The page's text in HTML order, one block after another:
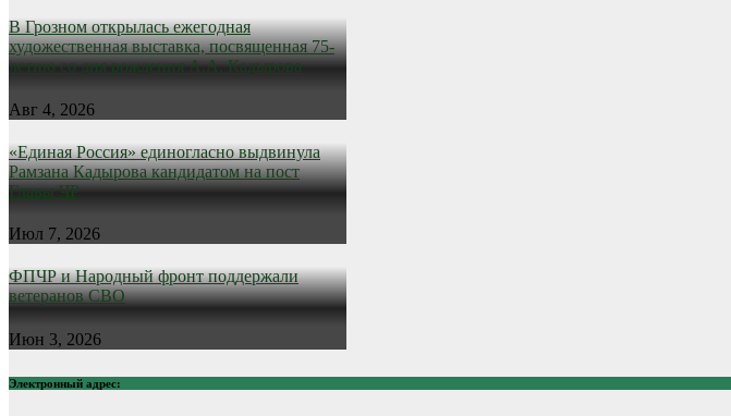
В Грозном открылась ежегодная
художественная выставка, посвященная 75-
летию со дня рождения А.А. Кадырова
Авг 4, 2026
«Единая Россия» единогласно выдвинула
Рамзана Кадырова кандидатом на пост
Главы ЧР
Июл 7, 2026
ФПЧР и Народный фронт поддержали
ветеранов СВО
Июн 3, 2026
Электронный адрес: